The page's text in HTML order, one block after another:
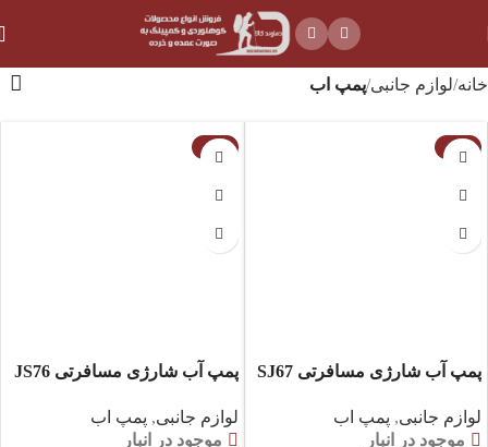
خانه لوازم جانبی پمپ اب
-25%
پمپ آب شارژی مسافرتی SJ67
لوازم جانبی, پمپ اب
موجود در انبار
-24%
پمپ آب شارژی مسافرتی JS76
لوازم جانبی, پمپ اب
موجود در انبار